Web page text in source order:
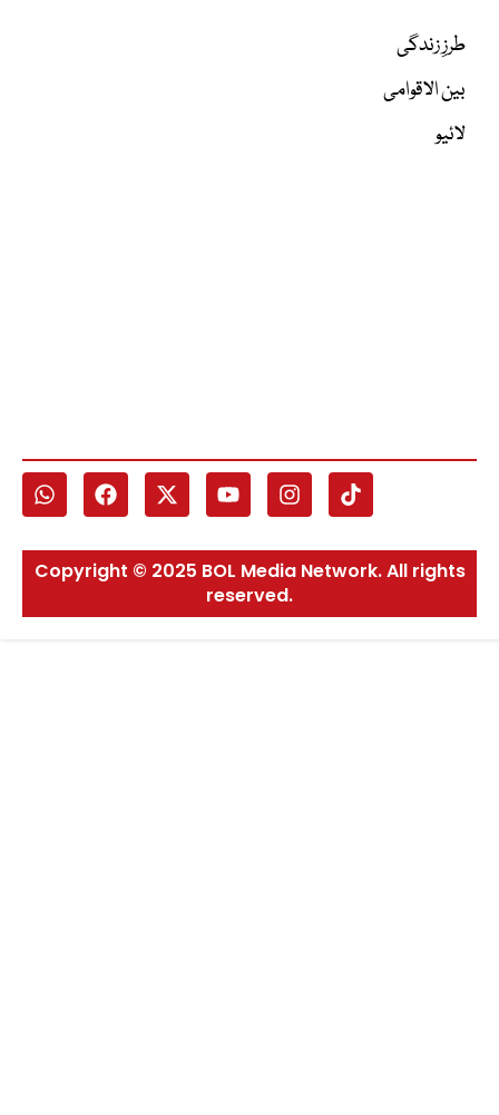
طرزِ زندگی
بین الاقوامی
لائیو
Copyright © 2025 BOL Media Network. All rights
reserved.